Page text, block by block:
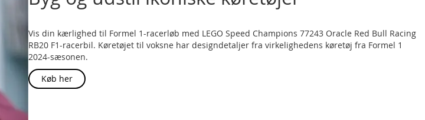
Vis din kærlighed til Formel 1-racerløb med LEGO Speed Champions 77243 Oracle Red Bull Racing
RB20 F1-racerbil. Køretøjet til voksne har designdetaljer fra virkelighedens køretøj fra Formel 1
2024-sæsonen.
Køb her